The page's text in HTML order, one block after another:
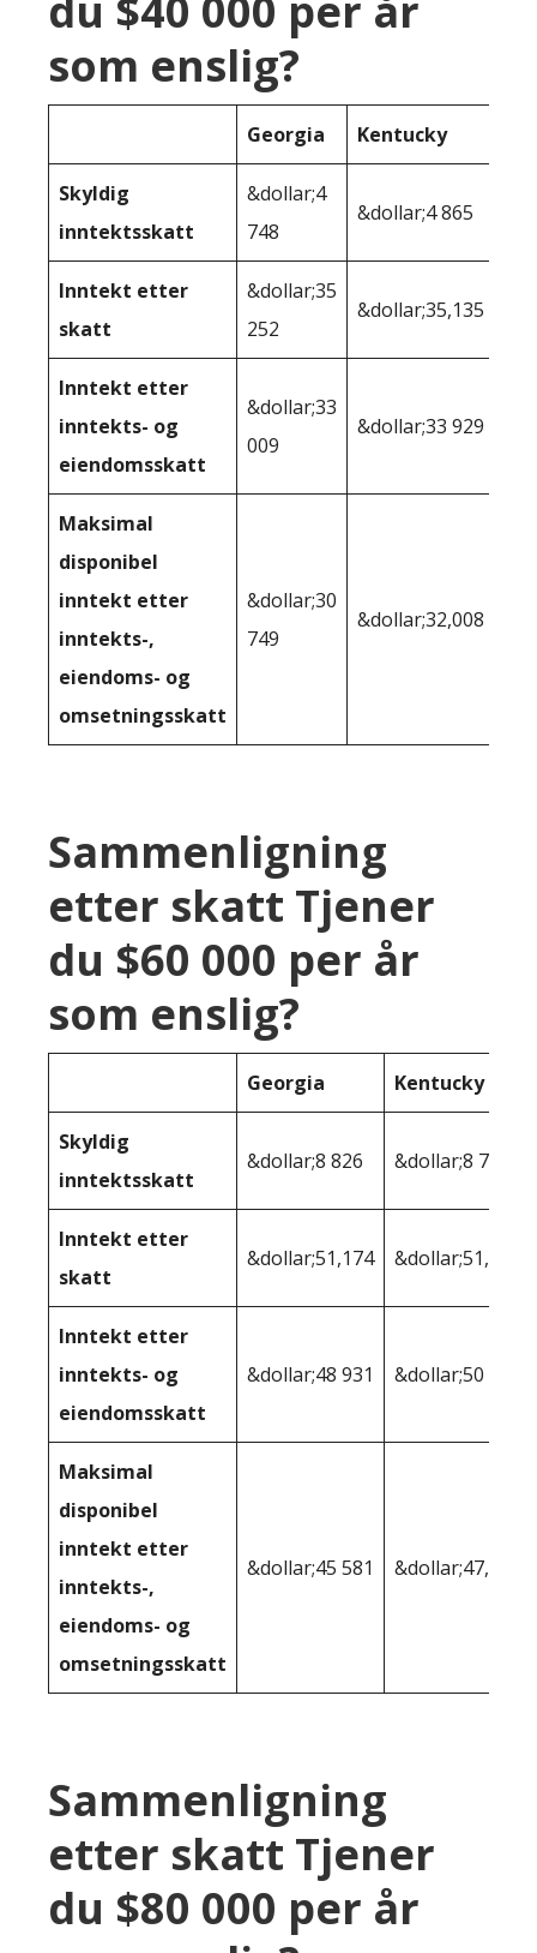
du $40 000 per år
som enslig?
Georgia Kentucky
Skyldig
inntektsskatt
&dollar;4
748
&dollar;4 865
Inntekt etter
skatt
&dollar;35
252
&dollar;35,135
Inntekt etter
inntekts- og
eiendomsskatt
&dollar;33
009
&dollar;33 929
Maksimal
disponibel
inntekt etter
inntekts-,
eiendoms- og
omsetningsskatt
&dollar;30
749
&dollar;32,008
Sammenligning
etter skatt Tjener
du $60 000 per år
som enslig?
Georgia Kentucky
Skyldig
inntektsskatt
&dollar;8 826 &dollar;8 793
Inntekt etter
skatt
&dollar;51,174 &dollar;51,207
Inntekt etter
inntekts- og
eiendomsskatt
&dollar;48 931 &dollar;50 001
Maksimal
disponibel
inntekt etter
inntekts-,
eiendoms- og
omsetningsskatt
&dollar;45 581 &dollar;47,171
Sammenligning
etter skatt Tjener
du $80 000 per år